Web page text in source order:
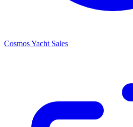
Cosmos Yacht Sales